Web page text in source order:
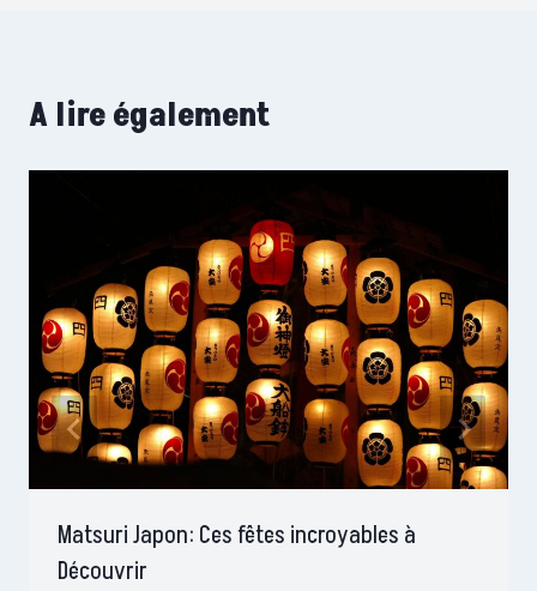
A lire également
Matsuri Japon: Ces fêtes incroyables à
Découvrir